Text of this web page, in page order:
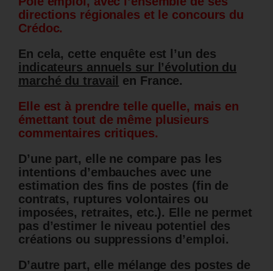
directions régionales et le concours du
Crédoc.
En cela, cette enquête est l’un des
indicateurs annuels sur l’évolution du
marché du travail
en France.
Elle est à prendre telle quelle, mais en
émettant tout de même plusieurs
commentaires critiques.
D’une part, elle ne compare pas les
intentions d’embauches avec une
estimation des fins de postes (fin de
contrats, ruptures volontaires ou
imposées, retraites, etc.). Elle ne permet
pas d’estimer le niveau potentiel des
créations ou suppressions d’emploi.
D’autre part, elle mélange des postes de